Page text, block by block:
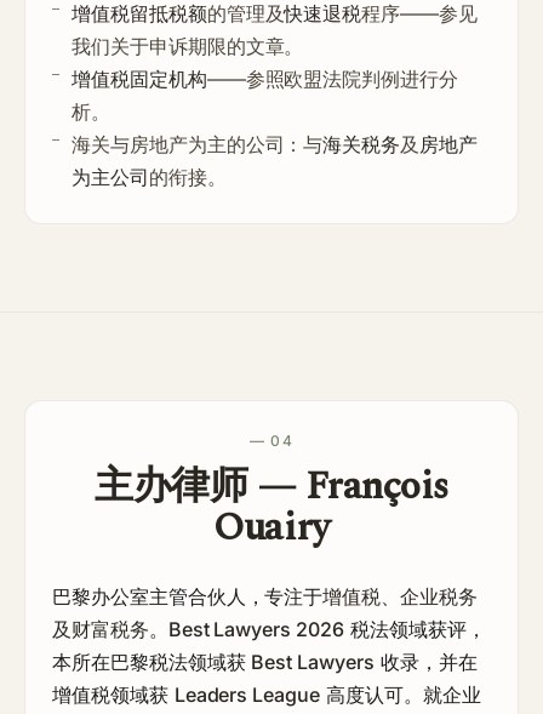
增值税留抵税额的管理及快速退税程序——参见
我们关于申诉期限的文章。
增值税固定机构——参照欧盟法院判例进行分
析。
海关与房地产为主的公司：与海关税务及 房地产
为主公司的衔接。
— 04
主办律师 — François
Ouairy
巴黎办公室主管合伙人，专注于增值税、企业税务
及财富税务。 Best Lawyers 2026税法领域获评，
本所在巴黎税法领域获 Best Lawyers 收录，并在
增值税领域获 Leaders League 高度认可。就企业